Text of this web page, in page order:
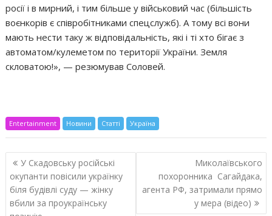
росії і в мирний, і тим більше у військовий час (більшість
воєнкорів є співробітниками спецслужб). А тому всі вони
мають нести таку ж відповідальність, які і ті хто бігає з
автоматом/кулеметом по території України. Земля
скловатою!», — резюмував Соловей.
Entertainment Новини Статті Україна
Навигация
по
записям
У Скадовську російські
окупанти повісили українку
біля будівлі суду — жінку
вбили за проукраїнську
Миколаївського
похоронника Сагайдака,
агента РФ, затримали прямо
у мера (відео)